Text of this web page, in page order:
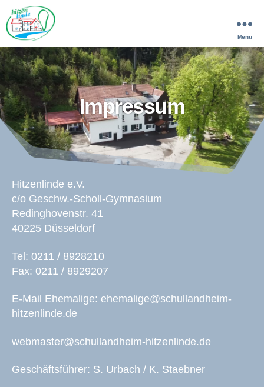
Hitzenlinde
Menu
Impressum
Hitzenlinde e.V.
c/o Geschw.-Scholl-Gymnasium
Redinghovenstr. 41
40225 Düsseldorf
Tel: 0211 / 8928210
Fax: 0211 / 8929207
E-Mail Ehemalige: ehemalige@schullandheim-
hitzenlinde.de
webmaster@schullandheim-hitzenlinde.de
Geschäftsführer: S. Urbach / K. Staebner